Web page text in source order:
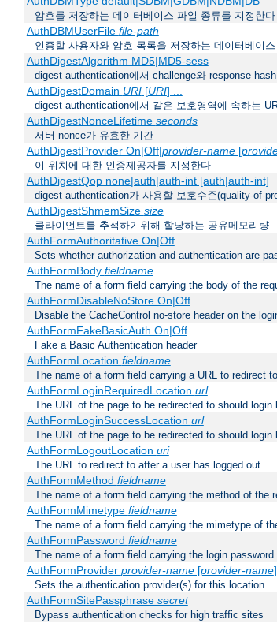
암호를 저장하는 데이터베이스 파일 종류를 지정한다
AuthDBMUserFile file-path
인증할 사용자와 암호 목록을 저장하는 데이터베이
AuthDigestAlgorithm MD5|MD5-sess
digest authentication에서 challenge와 response
AuthDigestDomain URI[URI] ...
digest authentication에서 같은 보호영역에 속하는
AuthDigestNonceLifetime seconds
서버 nonce가 유효한 기간
AuthDigestProvider On|Off|provider-name[
이 위치에 대한 인증제공자를 지정한다
AuthDigestQop none|auth|auth-int [auth|auth-int]
digest authentication가 사용할 보호수준(quality-of-
AuthDigestShmemSize size
클라이언트를 추적하기위해 할당하는 공유메모리량
AuthFormAuthoritative On|Off
Sets whether authorization and authentication are
AuthFormBody fieldname
The name of a form field carrying the body of the
AuthFormDisableNoStore On|Off
Disable the CacheControl no-store header on the
AuthFormFakeBasicAuth On|Off
Fake a Basic Authentication header
AuthFormLocation fieldname
The name of a form field carrying a URL to redirect
AuthFormLoginRequiredLocation url
The URL of the page to be redirected to should login
AuthFormLoginSuccessLocation url
The URL of the page to be redirected to should login
AuthFormLogoutLocation uri
The URL to redirect to after a user has logged out
AuthFormMethod fieldname
The name of a form field carrying the method of the
AuthFormMimetype fieldname
The name of a form field carrying the mimetype of
AuthFormPassword fieldname
The name of a form field carrying the login password
AuthFormProvider provider-name[provider-name
Sets the authentication provider(s) for this location
AuthFormSitePassphrase secret
Bypass authentication checks for high traffic sites